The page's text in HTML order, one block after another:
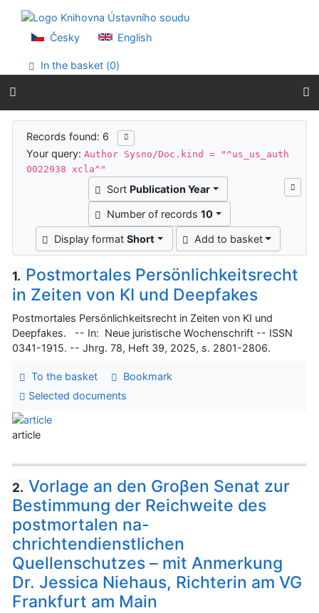
Go to menu
Accessibility declaration
Česky English
In the basket (0)
Search results
Records found: 6
Your query:Author Sysno/Doc.kind = "^us_us_auth
0022938 xcla^"
Sort Publication Year
Number of records 10
Display formatShort Add to basket
1. Postmortales Persönlichkeitsrecht
in Zeiten von KI und Deepfakes
Postmortales Persönlichkeitsrecht in Zeiten von KI und
Deepfakes. -- In: Neue juristische Wochenschrift -- ISSN
0341-1915. -- Jhrg. 78, Heft 39, 2025, s. 2801-2806.
To the basket
Bookmark
Selected documents
article
2. Vorlage an den Groβen Senat zur
Bestimmung der Reichweite des
postmortalen na-
chrichtendienstlichen
Quellenschutzes – mit Anmerkung
Dr. Jessica Niehaus, Richterin am VG
Frankfurt am Main